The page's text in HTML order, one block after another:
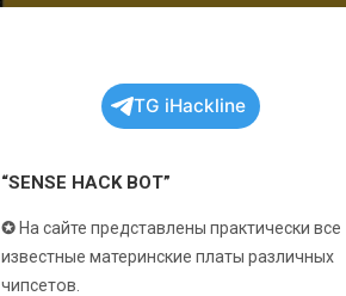
TG iHackline
“SENSE HACK BOT”
✪ На сайте представлены практически все
известные материнские платы различных
чипсетов.